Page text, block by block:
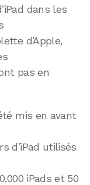
dans les
d’Apple,
pas en
mis en avant
d’iPad utilisés
iPads et 50